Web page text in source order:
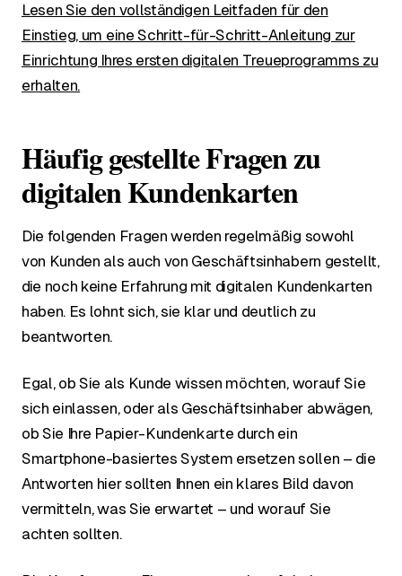
Lesen Sie den vollständigen Leitfaden für den
Einstieg, um eine Schritt-für-Schritt-Anleitung zur
Einrichtung Ihres ersten digitalen Treueprogramms zu
erhalten.
Häufig gestellte Fragen zu
digitalen Kundenkarten
Die folgenden Fragen werden regelmäßig sowohl
von Kunden als auch von Geschäftsinhabern gestellt,
die noch keine Erfahrung mit digitalen Kundenkarten
haben. Es lohnt sich, sie klar und deutlich zu
beantworten.
Egal, ob Sie als Kunde wissen möchten, worauf Sie
sich einlassen, oder als Geschäftsinhaber abwägen,
ob Sie Ihre Papier-Kundenkarte durch ein
Smartphone-basiertes System ersetzen sollen – die
Antworten hier sollten Ihnen ein klares Bild davon
vermitteln, was Sie erwartet – und worauf Sie
achten sollten.